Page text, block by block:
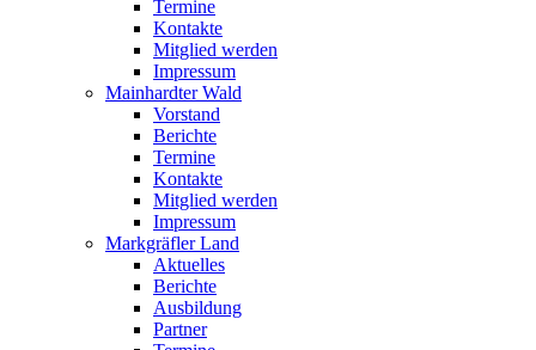
Termine
Kontakte
Mitglied werden
Impressum
Mainhardter Wald
Vorstand
Berichte
Termine
Kontakte
Mitglied werden
Impressum
Markgräfler Land
Aktuelles
Berichte
Ausbildung
Partner